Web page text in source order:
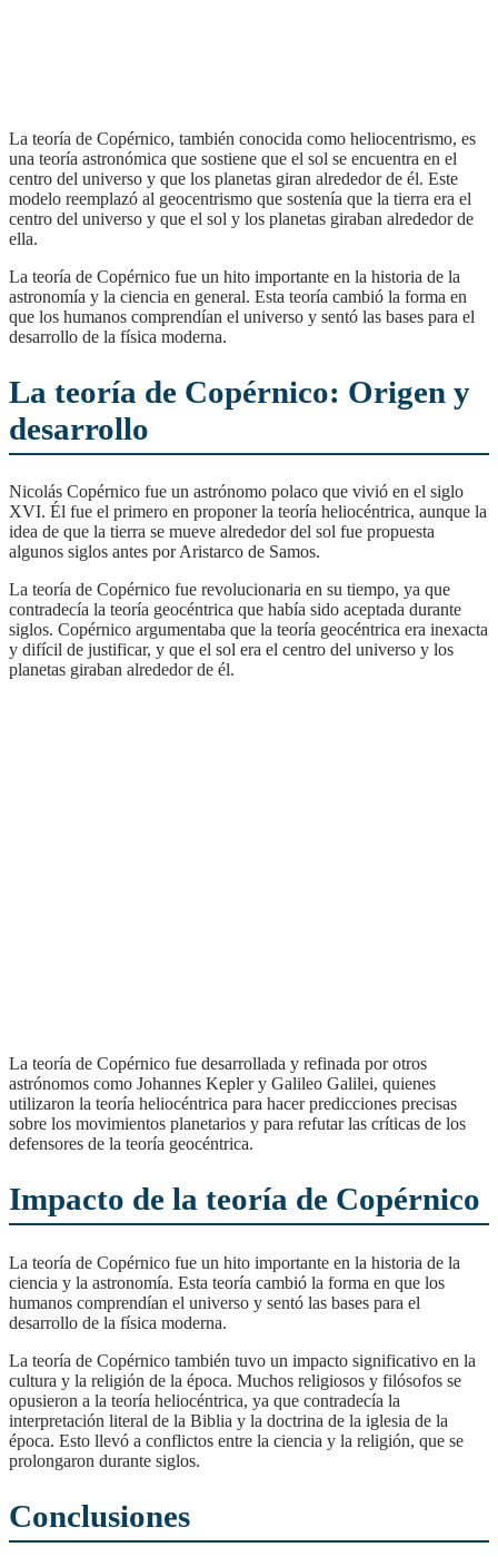
La teoría de Copérnico, también conocida como heliocentrismo, es
una teoría astronómica que sostiene que el sol se encuentra en el
centro del universo y que los planetas giran alrededor de él. Este
modelo reemplazó al geocentrismo que sostenía que la tierra era el
centro del universo y que el sol y los planetas giraban alrededor de
ella.
La teoría de Copérnico fue un hito importante en la historia de la
astronomía y la ciencia en general. Esta teoría cambió la forma en
que los humanos comprendían el universo y sentó las bases para el
desarrollo de la física moderna.
La teoría de Copérnico: Origen y
desarrollo
Nicolás Copérnico fue un astrónomo polaco que vivió en el siglo
XVI. Él fue el primero en proponer la teoría heliocéntrica, aunque la
idea de que la tierra se mueve alrededor del sol fue propuesta
algunos siglos antes por Aristarco de Samos.
La teoría de Copérnico fue revolucionaria en su tiempo, ya que
contradecía la teoría geocéntrica que había sido aceptada durante
siglos. Copérnico argumentaba que la teoría geocéntrica era inexacta
y difícil de justificar, y que el sol era el centro del universo y los
planetas giraban alrededor de él.
La teoría de Copérnico fue desarrollada y refinada por otros
astrónomos como Johannes Kepler y Galileo Galilei, quienes
utilizaron la teoría heliocéntrica para hacer predicciones precisas
sobre los movimientos planetarios y para refutar las críticas de los
defensores de la teoría geocéntrica.
Impacto de la teoría de Copérnico
La teoría de Copérnico fue un hito importante en la historia de la
ciencia y la astronomía. Esta teoría cambió la forma en que los
humanos comprendían el universo y sentó las bases para el
desarrollo de la física moderna.
La teoría de Copérnico también tuvo un impacto significativo en la
cultura y la religión de la época. Muchos religiosos y filósofos se
opusieron a la teoría heliocéntrica, ya que contradecía la
interpretación literal de la Biblia y la doctrina de la iglesia de la
época. Esto llevó a conflictos entre la ciencia y la religión, que se
prolongaron durante siglos.
Conclusiones